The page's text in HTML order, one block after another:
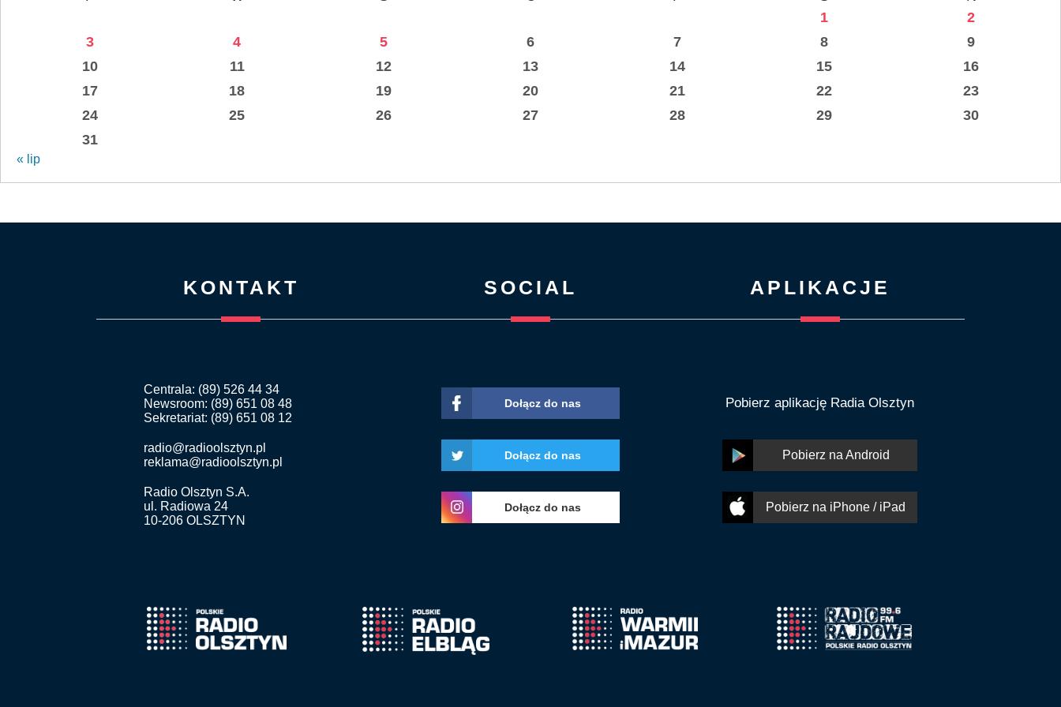
1
2
3
4 5 6 7 8
9
10
11 12 13 14 15
16
17
18 19 20 21 22
23
24
25 26 27 28 29
30
31
« lip
KONTAKT
Centrala: (89) 526 44 34
Newsroom: (89) 651 08 48
Sekretariat: (89) 651 08 12
radio@radioolsztyn.pl
reklama@radioolsztyn.pl
Radio Olsztyn S.A.
ul. Radiowa 24
10-206 OLSZTYN
SOCIAL
Dołącz do nas
Dołącz do nas
Dołącz do nas
APLIKACJE
Pobierz aplikację Radia Olsztyn
Pobierz na Android
Pobierz na iPhone / iPad